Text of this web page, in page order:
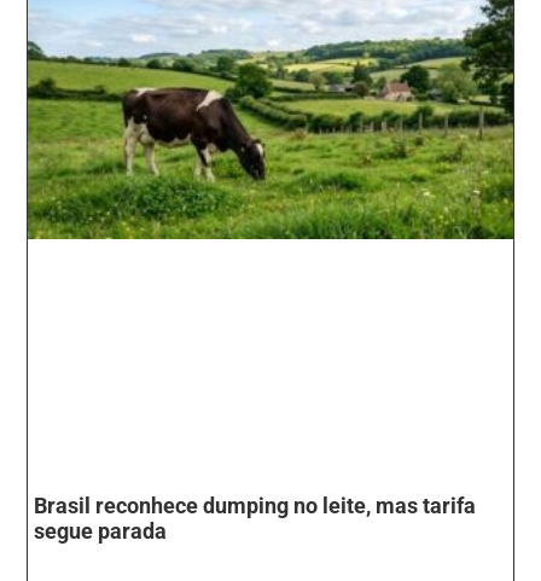
Brasil reconhece dumping no leite, mas tarifa
segue parada